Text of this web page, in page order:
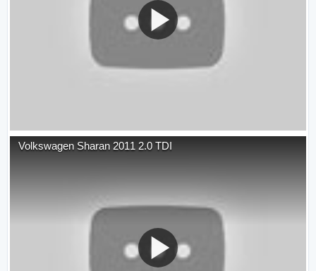
Volkswagen Sharan 2011 2.0 TDI